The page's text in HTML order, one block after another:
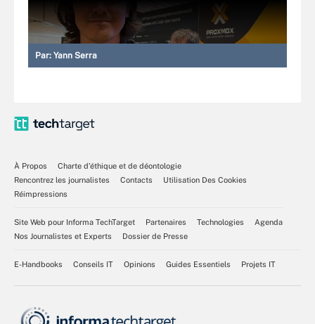
Par: Yann Serra
À Propos
Charte d’éthique et de déontologie
Rencontrez les journalistes
Contacts
Utilisation Des Cookies
Réimpressions
Site Web pour Informa TechTarget Partenaires Technologies
Agenda
Nos Journalistes et Experts
Dossier de Presse
E-Handbooks Conseils IT Opinions Guides Essentiels Projets IT